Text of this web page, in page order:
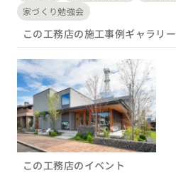
家づくり勉強会
この工務店の施工事例ギャラリー
この工務店のイベント